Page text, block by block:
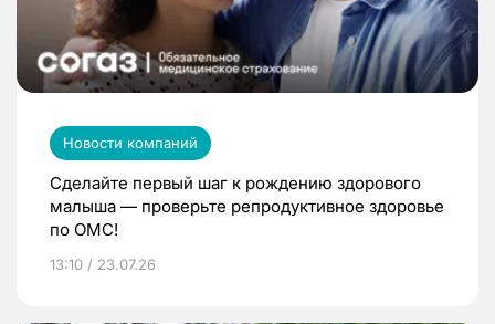
Новости компаний
Сделайте первый шаг к рождению здорового
малыша — проверьте репродуктивное здоровье
по ОМС!
13:10 / 23.07.26